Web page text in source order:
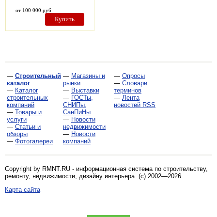
от 100 000 руб
Купить
— Строительный
каталог
— Каталог
строительных
компаний
— Товары и
услуги
— Статьи и
обзоры
— Фотогалереи
— Магазины и
рынки
— Выставки
— ГОСТы,
СНИПы,
СанПиНы
— Новости
недвижимости
— Новости
компаний
— Опросы
— Словари
терминов
— Лента
новостей RSS
Copyright by RMNT.RU - информационная система по строительству,
ремонту, недвижимости, дизайну интерьера. (c) 2002—2026
Карта сайта